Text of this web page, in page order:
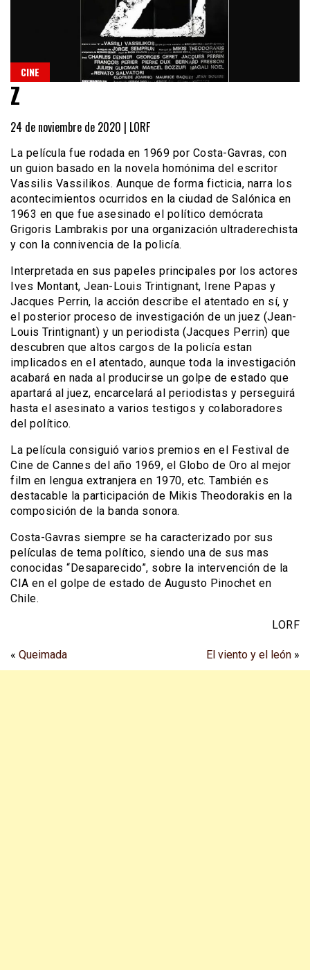
CINE
Z
24 de noviembre de 2020 | LORF
La película fue rodada en 1969 por Costa-Gavras, con
un guion basado en la novela homónima del escritor
Vassilis Vassilikos. Aunque de forma ficticia, narra los
acontecimientos ocurridos en la ciudad de Salónica en
1963 en que fue asesinado el político demócrata
Grigoris Lambrakis por una organización ultraderechista
y con la connivencia de la policía.
Interpretada en sus papeles principales por los actores
Ives Montant, Jean-Louis Trintignant, Irene Papas y
Jacques Perrin, la acción describe el atentado en sí, y
el posterior proceso de investigación de un juez (Jean-
Louis Trintignant) y un periodista (Jacques Perrin) que
descubren que altos cargos de la policía estan
implicados en el atentado, aunque toda la investigación
acabará en nada al producirse un golpe de estado que
apartará al juez, encarcelará al periodistas y perseguirá
hasta el asesinato a varios testigos y colaboradores
del político.
La película consiguió varios premios en el Festival de
Cine de Cannes del año 1969, el Globo de Oro al mejor
film en lengua extranjera en 1970, etc. También es
destacable la participación de Mikis Theodorakis en la
composición de la banda sonora.
Costa-Gavras siempre se ha caracterizado por sus
películas de tema político, siendo una de sus mas
conocidas “Desaparecido”, sobre la intervención de la
CIA en el golpe de estado de Augusto Pinochet en
Chile.
LORF
« Queimada El viento y el león »